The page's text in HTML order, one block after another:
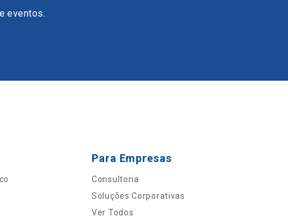
eventos.
Para Empresas
Consultoria
Soluções Corporativas
Ver Todos